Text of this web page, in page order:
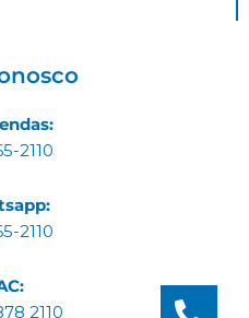
2110
2110
2110